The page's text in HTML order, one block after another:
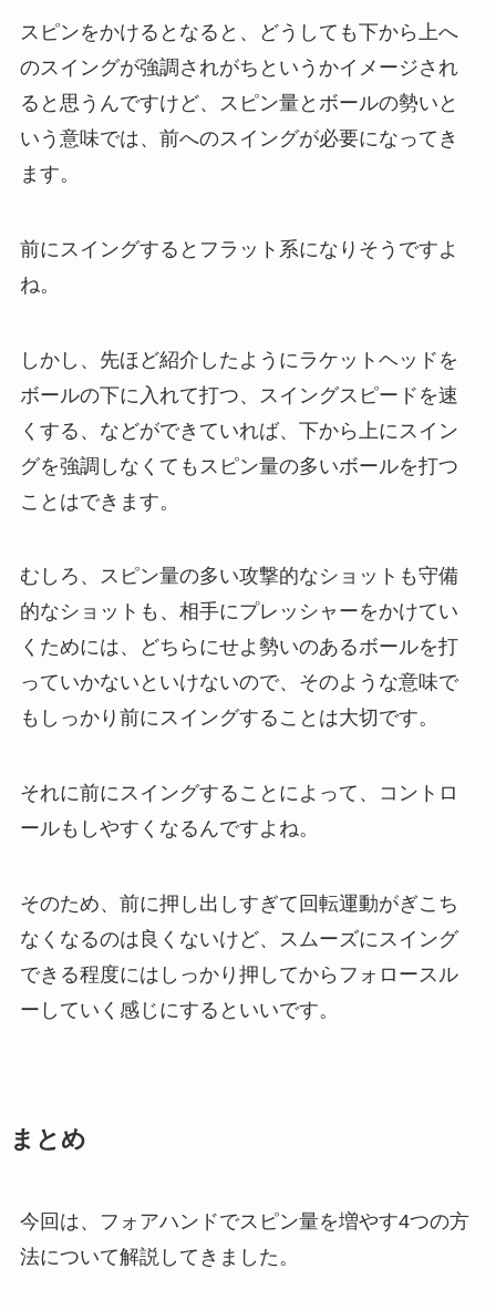
スピンをかけるとなると、どうしても下から上へ
のスイングが強調されがちというかイメージされ
ると思うんですけど、スピン量とボールの勢いと
いう意味では、前へのスイングが必要になってき
ます。
前にスイングするとフラット系になりそうですよ
ね。
しかし、先ほど紹介したようにラケットヘッドを
ボールの下に入れて打つ、スイングスピードを速
くする、などができていれば、下から上にスイン
グを強調しなくてもスピン量の多いボールを打つ
ことはできます。
むしろ、スピン量の多い攻撃的なショットも守備
的なショットも、相手にプレッシャーをかけてい
くためには、どちらにせよ勢いのあるボールを打
っていかないといけないので、そのような意味で
もしっかり前にスイングすることは大切です。
それに前にスイングすることによって、コントロ
ールもしやすくなるんですよね。
そのため、前に押し出しすぎて回転運動がぎこち
なくなるのは良くないけど、スムーズにスイング
できる程度にはしっかり押してからフォロースル
ーしていく感じにするといいです。
まとめ
今回は、フォアハンドでスピン量を増やす4つの方
法について解説してきました。